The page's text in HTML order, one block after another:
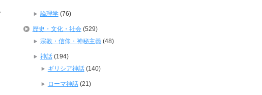
論理学(76)
歴史・文化・社会(529)
宗教・信仰・神秘主義(48)
神話(194)
ギリシア神話(140)
ローマ神話(21)